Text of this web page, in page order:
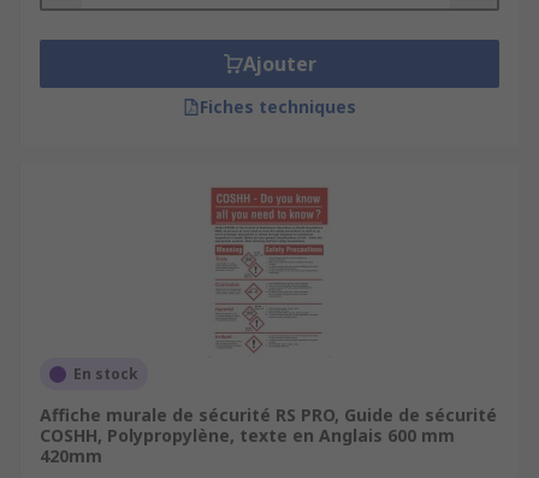
Ajouter
Fiches techniques
En stock
Affiche murale de sécurité RS PRO, Guide de sécurité
COSHH, Polypropylène, texte en Anglais 600 mm
420mm